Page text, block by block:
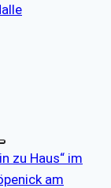
zu Haus“ im
am